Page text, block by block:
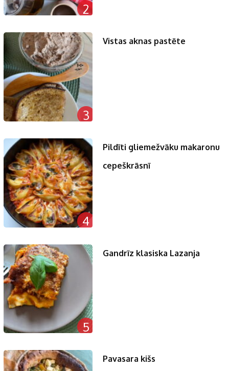
2
3
Vistas aknas pastēte
4
Pildīti gliemežvāku makaronu
cepeškrāsnī
5
Gandrīz klasiska Lazanja
Pavasara kišs